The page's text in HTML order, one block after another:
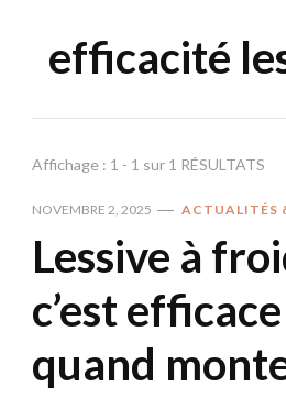
efficacité
Affichage : 1 - 1 sur 1 RÉSULTATS
NOVEMBRE 2, 2025 ACTUALITÉS
Lessive à
c’est
quand